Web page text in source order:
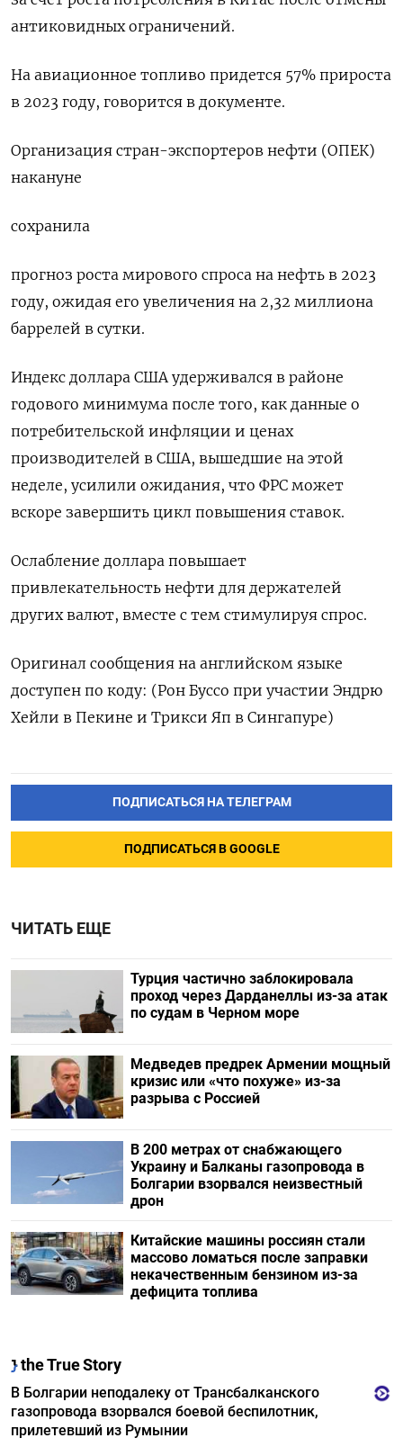
антиковидных ограничений.
На авиационное топливо придется 57% прироста
в 2023 году, говорится в документе.
Организация стран-экспортеров нефти (ОПЕК)
накануне
сохранила
прогноз роста мирового спроса на нефть в 2023
году, ожидая его увеличения на 2,32 миллиона
баррелей в сутки.
Индекс доллара США удерживался в районе
годового минимума после того, как данные о
потребительской инфляции и ценах
производителей в США, вышедшие на этой
неделе, усилили ожидания, что ФРС может
вскоре завершить цикл повышения ставок.
Ослабление доллара повышает
привлекательность нефти для держателей
других валют, вместе с тем стимулируя спрос.
Оригинал сообщения на английском языке
доступен по коду: (Рон Буссо при участии Эндрю
Хейли в Пекине и Трикси Яп в Сингапуре)
ПОДПИСАТЬСЯ НА ТЕЛЕГРАМ
ПОДПИСАТЬСЯ В GOOGLE
ЧИТАТЬ ЕЩЕ
Турция частично заблокировала
проход через Дарданеллы из-за атак
по судам в Черном море
Медведев предрек Армении мощный
кризис или «что похуже» из-за
разрыва с Россией
В 200 метрах от снабжающего
Украину и Балканы газопровода в
Болгарии взорвался неизвестный
дрон
Китайские машины россиян стали
массово ломаться после заправки
некачественным бензином из-за
дефицита топлива